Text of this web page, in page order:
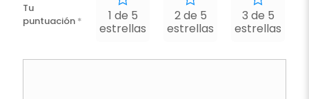
Tu
puntuación *
1 de 5
estrellas
2 de 5
estrellas
3 de 5
estrellas